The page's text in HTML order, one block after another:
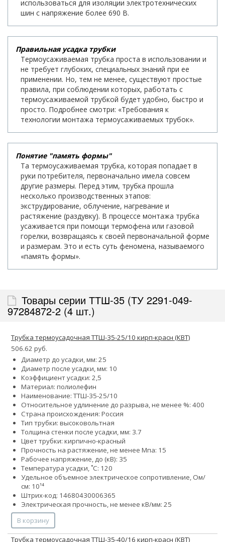
использоваться для изоляции электротехнических
шин с напряжение более 690 В.
Правильная усадка трубки
Термоусаживаемая трубка проста в использовании и
не требует глубоких, специальных знаний при ее
применении. Но, тем не менее, существуют простые
правила, при соблюдении которых, работать с
термоусаживаемой трубкой будет удобно, быстро и
просто. Подробнее смотри: «Требования к
технологии монтажа термоусаживаемых трубок».
Понятие "память формы"
Та термоусаживаемая трубка, которая попадает в
руки потребителя, первоначально имела совсем
другие размеры. Перед этим, трубка прошла
несколько производственных этапов:
экструдирование, облучение, нагревание и
растяжение (раздувку). В процессе монтажа трубка
усаживается при помощи термофена или газовой
горелки, возвращаясь к своей первоначальной форме
и размерам. Это и есть суть феномена, называемого
«память формы».
Товары серии ТТШ-35 (ТУ 2291-049-
97284872-2 (4 шт.)
Трубка термоусадочная ТТШ-35-25/10 кирп-красн (КВТ)
506.62 руб.
Диаметр до усадки, мм: 25
Диаметр после усадки, мм: 10
Коэффициент усадки: 2,5
Материал: полиолефин
Наименование: ТТШ-35-25/10
Относительное удлинение до разрыва, не менее %: 400
Страна происхождения: Россия
Тип трубки: высоковольтная
Толщина стенки после усадки, мм: 3.7
Цвет трубки: кирпично-красный
Прочность на растяжение, не менее Мпа: 15
Рабочее напряжение, до (кВ): 35
Температура усадки, ˚С: 120
Удельное объемное электрическое сопротивление, Ом/
см: 10¹⁴
Штрих-код: 14680430006365
Электрическая прочность, не менее кВ/мм: 25
В корзину
Трубка термоусадочная ТТШ-35-40/16 кирп-красн (КВТ)